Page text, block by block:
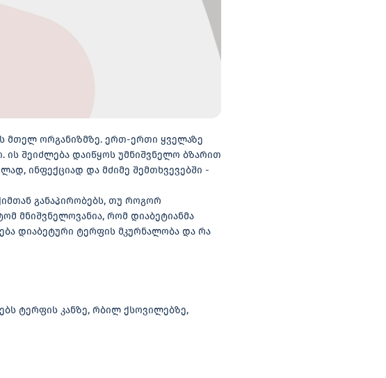
მთელ ორგანიზმზე. ერთ-ერთი ყველაზე
შეიძლება დაიწყოს უმნიშვნელო ბზარით
ინფექციად და მძიმე შემთხვევებში -
განაპირობებს, თუ როგორ
მნიშვნელოვანია, რომ დიაბეტიანმა
დიაბეტური ტერფის მკურნალობა და რა
ტერფის კანზე, რბილ ქსოვილებზე,